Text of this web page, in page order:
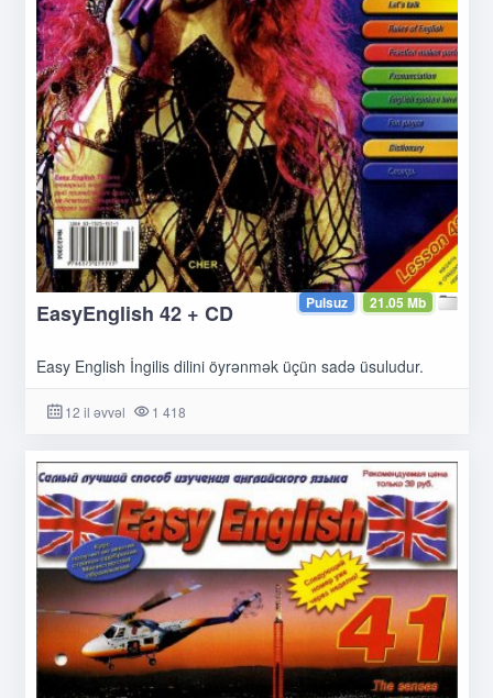
21.05 Mb
Pulsuz
EasyEnglish 42 + CD
Easy English İngilis dilini öyrənmək üçün sadə üsuludur.
12 il əvvəl 1 418